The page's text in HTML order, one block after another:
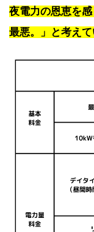
夜電力の恩恵を
最悪。」と考えて